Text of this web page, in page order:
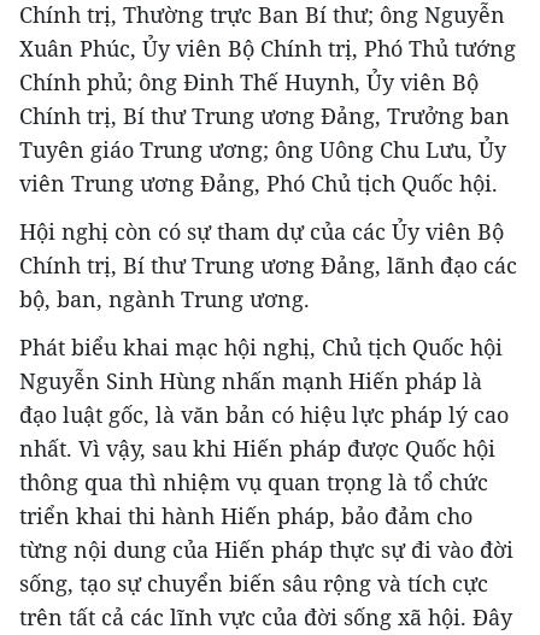
Chính trị, Thường trực Ban Bí thư; ông Nguyễn
Xuân Phúc, Ủy viên Bộ Chính trị, Phó Thủ tướng
Chính phủ; ông Đinh Thế Huynh, Ủy viên Bộ
Chính trị, Bí thư Trung ương Đảng, Trưởng ban
Tuyên giáo Trung ương; ông Uông Chu Lưu, Ủy
viên Trung ương Đảng, Phó Chủ tịch Quốc hội.
Hội nghị còn có sự tham dự của các Ủy viên Bộ
Chính trị, Bí thư Trung ương Đảng, lãnh đạo các
bộ, ban, ngành Trung ương.
Phát biểu khai mạc hội nghị, Chủ tịch Quốc hội
Nguyễn Sinh Hùng nhấn mạnh Hiến pháp là
đạo luật gốc, là văn bản có hiệu lực pháp lý cao
nhất. Vì vậy, sau khi Hiến pháp được Quốc hội
thông qua thì nhiệm vụ quan trọng là tổ chức
triển khai thi hành Hiến pháp, bảo đảm cho
từng nội dung của Hiến pháp thực sự đi vào đời
sống, tạo sự chuyển biến sâu rộng và tích cực
trên tất cả các lĩnh vực của đời sống xã hội. Đây